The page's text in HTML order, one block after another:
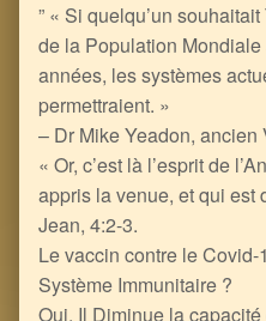
” « Si quelqu’un
de la Population
années, les systèmes
permettraient. »
– Dr Mike Yeadon,
« Or, c’est là l’esprit de
appris la venue, et qui
Jean, 4:2-3.
Le vaccin contre le
Système Immunitaire ?
Oui. Il Diminue la capacité